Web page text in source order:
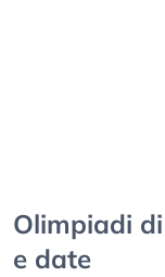
Olimpiadi
e date